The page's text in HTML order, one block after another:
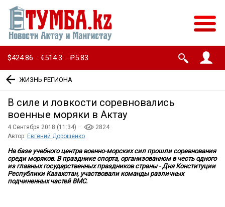
$424.86 · €514.3 · ₽5.83
ЖИЗНЬ РЕГИОНА
В силе и ловкости соревновались
военные моряки в Актау
4 Сентября 2018 (11:34) ·
2824
Автор: Евгений Дорошенко
На базе учебного центра военно-морских сил прошли соревнования
среди моряков. В празднике спорта, организованном в честь одного
из главных государственных праздников страны - Дня Конституции
Республики Казахстан, участвовали команды различных
подчиненных частей ВМС.